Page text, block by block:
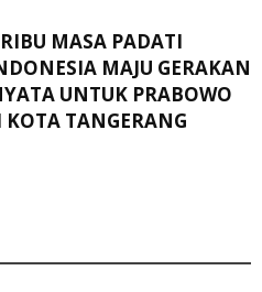
MASA PADATI
MAJU GERAKAN
UNTUK PRABOWO
TANGERANG